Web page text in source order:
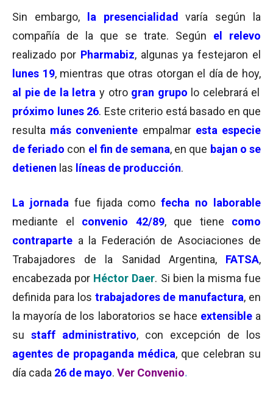
Sin embargo, la presencialidad
varía según la
compañía de la que se trate. Según el relevo
realizado por Pharmabiz, algunas ya festejaron el
lunes 19, mientras que otras otorgan el día de hoy,
al pie de la letra y otro gran grupo lo celebrará el
próximo lunes 26. Este criterio está basado en que
resulta más conveniente empalmaresta especie
de feriado con el fin de semana, en que bajan o se
detienen las líneas de producción.
La jornada fue fijada comofecha no laborable
mediante el convenio 42/89, que tiene como
contraparte a la Federación de Asociaciones de
Trabajadores de la Sanidad Argentina,
FATSA,
encabezada por Héctor Daer. Si bien la misma fue
definida para los trabajadores de manufactura, en
la mayoría de los laboratorios se hace extensible a
su staff administrativo, con excepción de los
agentes de propaganda médica, que celebran su
día cada 26 de mayo. Ver Convenio.